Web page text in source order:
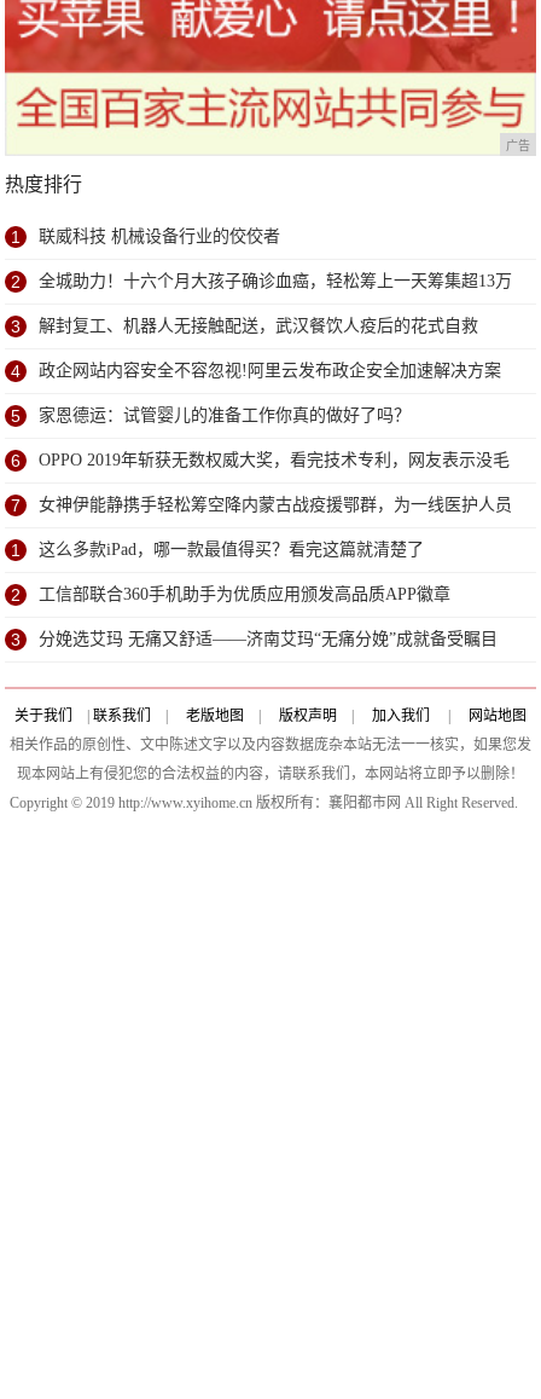
广告
热度排行
1 联威科技 机械设备行业的佼佼者
2 全城助力！十六个月大孩子确诊血癌，轻松筹上一天筹集超13万
善款
3 解封复工、机器人无接触配送，武汉餐饮人疫后的花式自救
4 政企网站内容安全不容忽视!阿里云发布政企安全加速解决方案
5 家恩德运：试管婴儿的准备工作你真的做好了吗？
6 OPPO 2019年斩获无数权威大奖，看完技术专利，网友表示没毛
病
7 女神伊能静携手轻松筹空降内蒙古战疫援鄂群，为一线医护人员
送超甜祝福
1 这么多款iPad，哪一款最值得买？看完这篇就清楚了
2 工信部联合360手机助手为优质应用颁发高品质APP徽章
3 分娩选艾玛 无痛又舒适——济南艾玛“无痛分娩”成就备受瞩目
关于我们 联系我们 老版地图 版权声明 加入我们
网站地图
相关作品的原创性、文中陈述文字以及内容数据庞杂本站无法一一核实，如果您发
现本网站上有侵犯您的合法权益的内容，请联系我们，本网站将立即予以删除！
Copyright © 2019 http://www.xyihome.cn 版权所有：襄阳都市网 All Right Reserved.